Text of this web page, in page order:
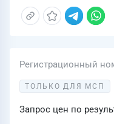
Регистрационный
ТОЛЬКО ДЛЯ МСП
Запрос цен по